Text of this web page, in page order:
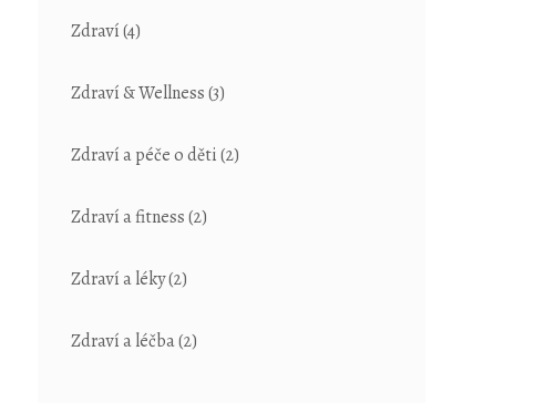
Zdraví(4)
Zdraví & Wellness(3)
Zdraví a péče o děti(2)
Zdraví a fitness(2)
Zdraví a léky(2)
Zdraví a léčba(2)